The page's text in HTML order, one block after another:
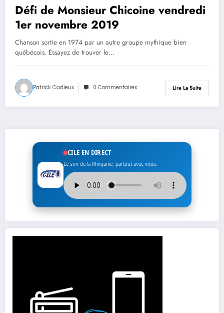
Défi de Monsieur Chicoine vendredi
1er novembre 2019
Chanson sortie en 1974 par un autre groupe mythique bien
québécois. Essayez de trouver le…
Patrick Cadieux 0 Commentaires Lire La Suite
CILE EN DIRECT
Le son de la Minganie, partout avec vous.